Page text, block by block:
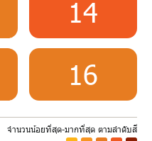
14
16
จำนวนน้อยที่สุด-มากที่สุด ตามลำดับสี